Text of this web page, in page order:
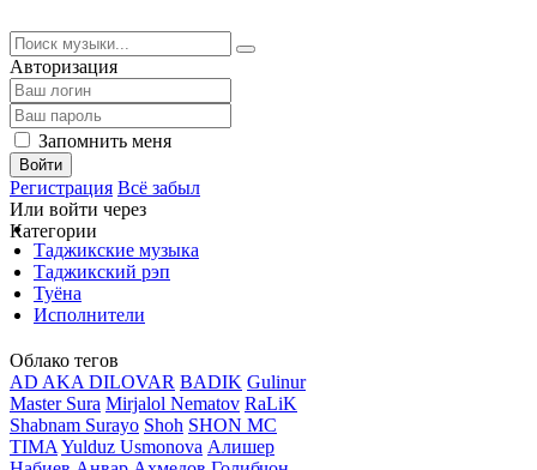
Авторизация
Запомнить меня
Войти
Регистрация Всё забыл
Или войти через
Категории
Таджикские музыка
Таджикский рэп
Туёна
Исполнители
Облако тегов
AD AKA DILOVAR BADIK Gulinur
Master Sura Mirjalol Nematov RaLiK
Shabnam Surayo Shoh SHON MC
TIMA Yulduz Usmonova Алишер